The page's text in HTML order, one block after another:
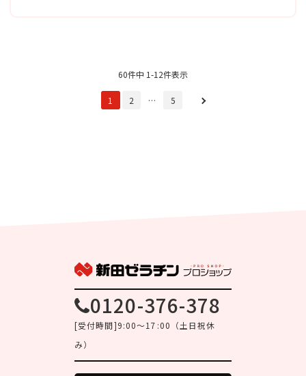
60件中 1-12件表示
1 2 … 5
0120-376-378
[受付時間]9:00～17:00（土日祝休
み）